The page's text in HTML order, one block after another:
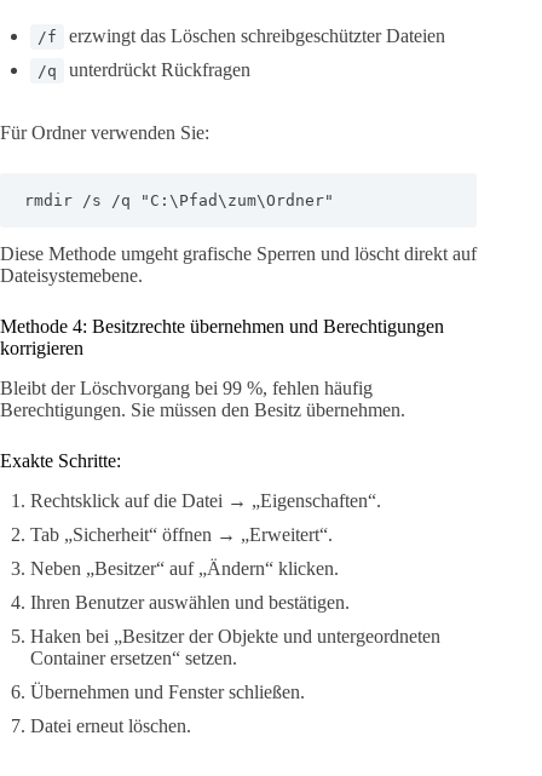
/f erzwingt das Löschen schreibgeschützter Dateien
/q unterdrückt Rückfragen
Für Ordner verwenden Sie:
rmdir /s /q "C:\Pfad\zum\Ordner"
Diese Methode umgeht grafische Sperren und löscht direkt auf
Dateisystemebene.
Methode 4: Besitzrechte übernehmen und Berechtigungen
korrigieren
Bleibt der Löschvorgang bei 99 %, fehlen häufig
Berechtigungen. Sie müssen den Besitz übernehmen.
Exakte Schritte:
Rechtsklick auf die Datei → „Eigenschaften“.
Tab „Sicherheit“ öffnen → „Erweitert“.
Neben „Besitzer“ auf „Ändern“ klicken.
Ihren Benutzer auswählen und bestätigen.
Haken bei „Besitzer der Objekte und untergeordneten
Container ersetzen“ setzen.
Übernehmen und Fenster schließen.
Datei erneut löschen.